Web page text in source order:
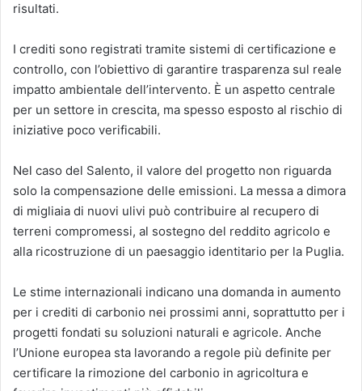
risultati.
I crediti sono registrati tramite sistemi di certificazione e
controllo, con l’obiettivo di garantire trasparenza sul reale
impatto ambientale dell’intervento. È un aspetto centrale
per un settore in crescita, ma spesso esposto al rischio di
iniziative poco verificabili.
Nel caso del Salento, il valore del progetto non riguarda
solo la compensazione delle emissioni. La messa a dimora
di migliaia di nuovi ulivi può contribuire al recupero di
terreni compromessi, al sostegno del reddito agricolo e
alla ricostruzione di un paesaggio identitario per la Puglia.
Le stime internazionali indicano una domanda in aumento
per i crediti di carbonio nei prossimi anni, soprattutto per i
progetti fondati su soluzioni naturali e agricole. Anche
l’Unione europea sta lavorando a regole più definite per
certificare la rimozione del carbonio in agricoltura e